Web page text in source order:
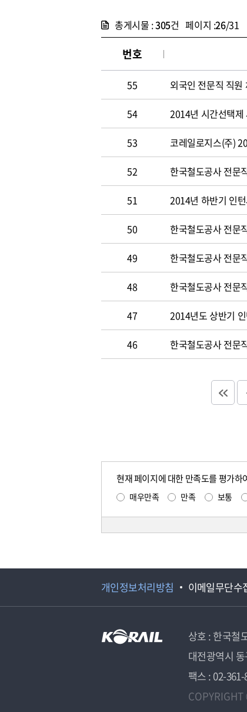
총게시물 :305건 페이지 :26/31
번호
55 외국인 전문직 직원
54 2014년 시간선택제
53 코레일로지스(주)
52 한국철도공사 전문
51 2014년 하반기 인
50 한국철도공사 전문
49 한국철도공사 전문
48 한국철도공사 전문
47 2014년도 상반기
46 한국철도공사 전문
현재 페이지에 대한 만족도를 평가하
매우만족 만족 보통
개인정보처리방침 이메일무단수
상호 : 한국철
대전광역시
팩스 : 02-